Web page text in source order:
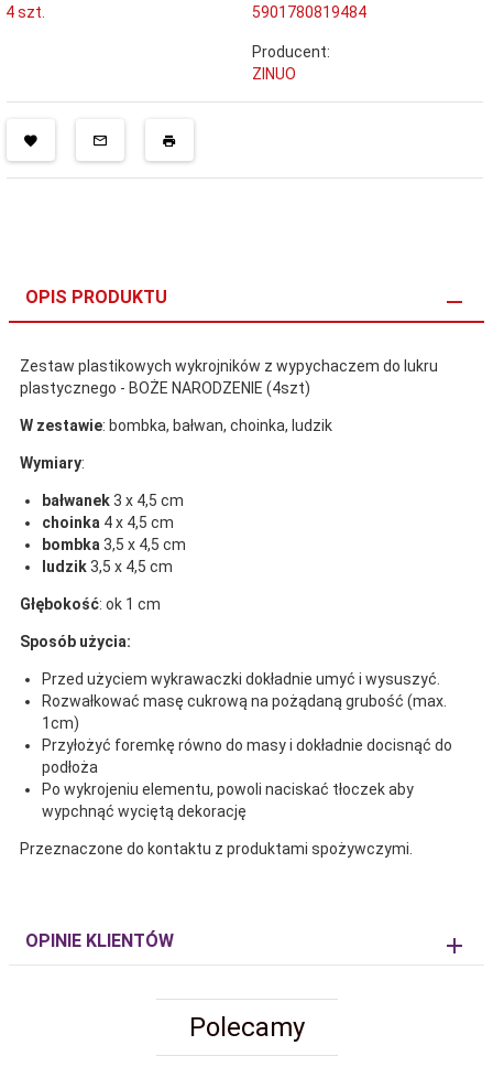
4 szt.
5901780819484
Producent:
ZINUO
OPIS PRODUKTU
Zestaw plastikowych wykrojników z wypychaczem do lukru
plastycznego - BOŻE NARODZENIE (4szt)
W zestawie: bombka, bałwan, choinka, ludzik
Wymiary:
bałwanek3 x 4,5 cm
choinka 4 x 4,5 cm
bombka 3,5 x 4,5 cm
ludzik3,5 x 4,5 cm
Głębokość: ok 1 cm
Sposób użycia:
Przed użyciem wykrawaczki dokładnie umyć i wysuszyć.
Rozwałkować masę cukrową na pożądaną grubość (max.
1cm)
Przyłożyć foremkę równo do masy i dokładnie docisnąć do
podłoża
Po wykrojeniu elementu, powoli naciskać tłoczek aby
wypchnąć wyciętą dekorację
Przeznaczone do kontaktu z produktami spożywczymi.
OPINIE KLIENTÓW
Polecamy